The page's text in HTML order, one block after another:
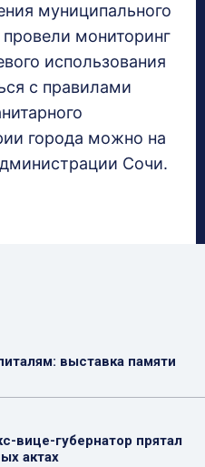
муниципального
мониторинг
использования
с правилами
города можно на
Сочи.
выставка памяти
вице-губернатор прятал
актах